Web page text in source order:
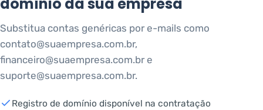
domínio da sua empresa
Substitua contas genéricas por e-mails como
contato@suaempresa.com.br,
financeiro@suaempresa.com.bre
suporte@suaempresa.com.br.
Registro de domínio disponível na contratação